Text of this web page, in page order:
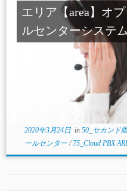
エリア【area】オ
ルセンターシステ
2020年3月24日in 50_セカンド
ールセンター/ 75_Cloud PBX